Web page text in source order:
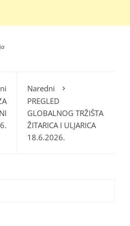
Naredni
PREGLED
GLOBALNOG TRŽIŠTA
ŽITARICA I ULJARICA
18.6.2026.